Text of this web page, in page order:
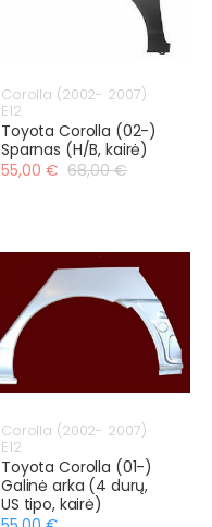
Corolla (2002- 2007)
E12
Toyota Corolla (02-)
Sparnas (H/B, kairė)
55,00 € 68,00 €
Corolla (2002- 2007)
E12
Toyota Corolla (01-)
Galinė arka (4 durų,
US tipo, kairė)